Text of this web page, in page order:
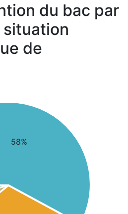
du bac par
de
58%